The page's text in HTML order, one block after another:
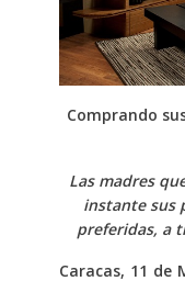
Comprando
Las madres
instante sus
preferidas, a
Caracas, 11 de